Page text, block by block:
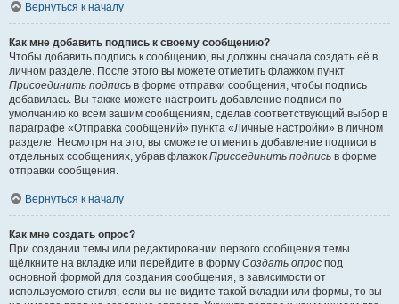
Вернуться к началу
Как мне добавить подпись к своему сообщению?
Чтобы добавить подпись к сообщению, вы должны сначала создать её в
личном разделе. После этого вы можете отметить флажком пункт
Присоединить подпись в форме отправки сообщения, чтобы подпись
добавилась. Вы также можете настроить добавление подписи по
умолчанию ко всем вашим сообщениям, сделав соответствующий выбор в
параграфе «Отправка сообщений» пункта «Личные настройки» в личном
разделе. Несмотря на это, вы сможете отменить добавление подписи в
отдельных сообщениях, убрав флажок Присоединить подпись в форме
отправки сообщения.
Вернуться к началу
Как мне создать опрос?
При создании темы или редактировании первого сообщения темы
щёлкните на вкладке или перейдите в форму Создать опрос под
основной формой для создания сообщения, в зависимости от
используемого стиля; если вы не видите такой вкладки или формы, то вы